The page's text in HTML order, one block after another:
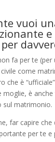
vuoi
e
fa per te (per
come
che è
è
sul matrimonio.
far capire che
per te e